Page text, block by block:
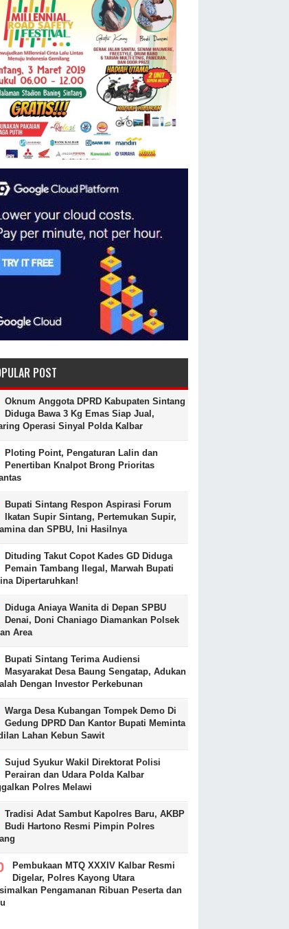
POST
Oknum Anggota DPRD Kabupaten Sintang
Diduga Bawa 3 Kg Emas Siap Jual,
Operasi Sinyal Polda Kalbar
Ploting Point, Pengaturan Lalin dan
Penertiban Knalpot Brong Prioritas
Bupati Sintang Respon Aspirasi Forum
Ikatan Supir Sintang, Pertemukan Supir,
dan SPBU, Ini Hasilnya
Dituding Takut Copot Kades GD Diduga
Pemain Tambang Ilegal, Marwah Bupati
Dipertaruhkan!
Diduga Aniaya Wanita di Depan SPBU
Denai, Doni Chaniago Diamankan Polsek
Area
Bupati Sintang Terima Audiensi
Masyarakat Desa Baung Sengatap, Adukan
Dengan Investor Perkebunan
Warga Desa Kubangan Tompek Demo Di
Gedung DPRD Dan Kantor Bupati Meminta
Lahan Kebun Sawit
Sujud Syukur Wakil Direktorat Polisi
Perairan dan Udara Polda Kalbar
Polres Melawi
Tradisi Adat Sambut Kapolres Baru, AKBP
Budi Hartono Resmi Pimpin Polres
Pembukaan MTQ XXXIV Kalbar Resmi
Digelar, Polres Kayong Utara
Pengamanan Ribuan Peserta dan